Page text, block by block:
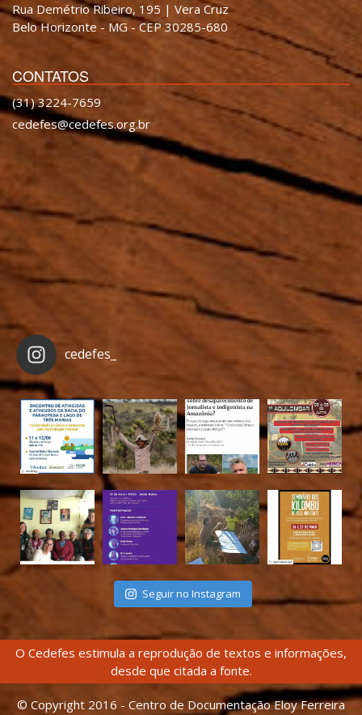
Rua Demétrio Ribeiro, 195 | Vera Cruz
Belo Horizonte - MG - CEP 30285-680
CONTATOS
(31) 3224-7659
cedefes@cedefes.org.br
cedefes_
Seguir no Instagram
O Cedefes estimula a reprodução de textos e informações,
desde que citada a fonte.
© Copyright 2016 - Centro de Documentação Eloy Ferreira